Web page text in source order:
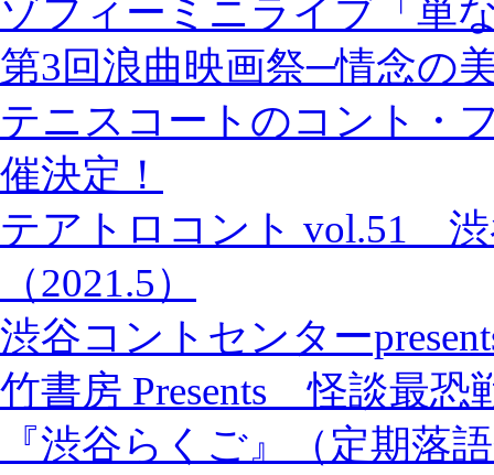
ゾフィーミニライブ「単
第3回浪曲映画祭─情念の
テニスコートのコント・
催決定！
テアトロコント vol.51
（2021.5）
渋谷コントセンター
竹書房 Presents 怪談最恐
『渋谷らくご』（定期落